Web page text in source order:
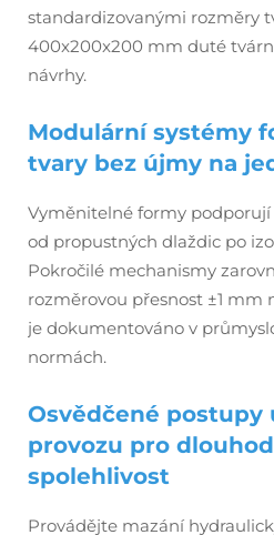
standardizovanými rozměry
400x200x200 mm duté
návrhy.
Modulární systémy
tvary bez újmy na
Vyměnitelné formy podporují
od propustných dlaždic po
Pokročilé mechanismy
rozměrovou přesnost ±1 mm
je dokumentováno v
normách.
Osvědčené postupy
provozu pro
spolehlivost
Provádějte mazání